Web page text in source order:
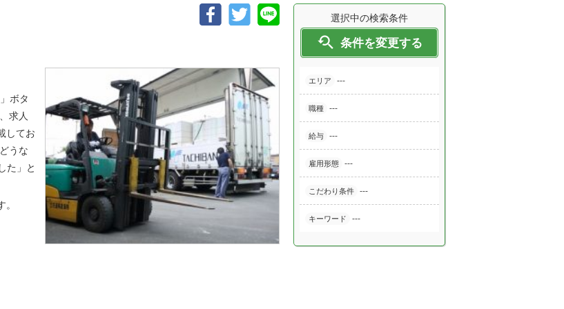
選択中の検索条件
 条件を変更する
エリア ---
職種 ---
給与 ---
雇用形態 ---
こだわり条件 ---
キーワード ---
ボタ
求人
してお
うな
た」と